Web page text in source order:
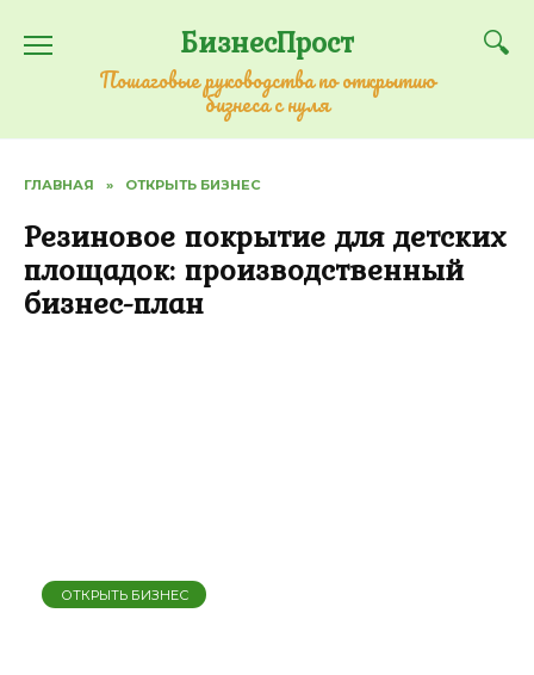
содержанию
БизнесПрост
Пошаговые руководства по открытию
бизнеса с нуля
ГЛАВНАЯ » ОТКРЫТЬ БИЗНЕС
Резиновое покрытие для детских
площадок: производственный
бизнес-план
ОТКРЫТЬ БИЗНЕС